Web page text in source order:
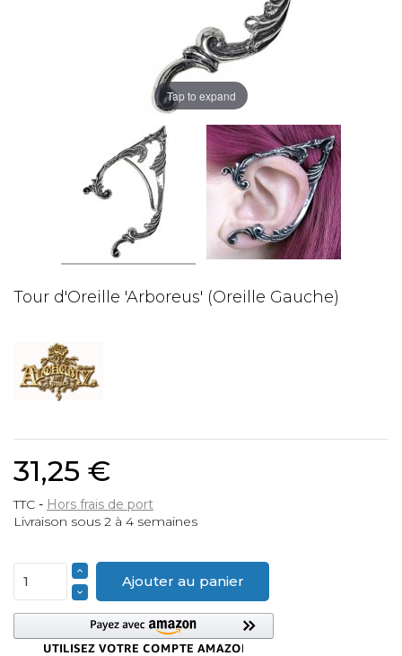
Tap to expand
Tour d'Oreille 'Arboreus' (Oreille Gauche)
31,25 €
TTC
Hors frais de port
Livraison sous 2 à 4 semaines
Ajouter au panier